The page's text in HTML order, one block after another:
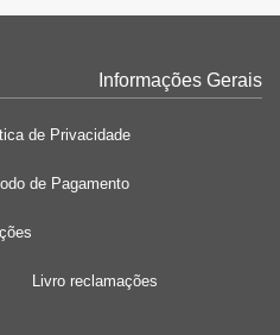
Informações Gerais
de Privacidade
de Pagamento
Livro reclamações